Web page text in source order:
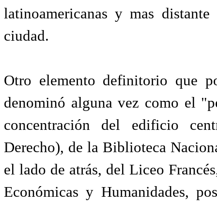
latinoamericanas y mas
ciudad.
Otro elemento definitorio que
denominó alguna vez como el
concentración del edificio
Derecho), de la Biblioteca
el lado de atrás, del Liceo
Económicas y Humanidades,